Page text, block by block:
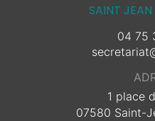
SAINT JEAN
04 75
1 place
07580 Saint-